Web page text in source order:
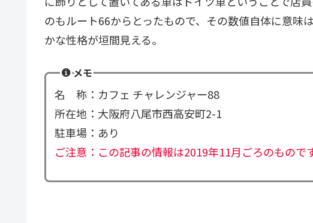
のもルート66からとったもので、その数値自体に意味
かな性格が垣間見える。
メモ
名 称：カフェ チャレンジャー88
所在地：大阪府八尾市西高安町2-1
駐車場：あり
ご注意：この記事の情報は2019年11月ごろのものです